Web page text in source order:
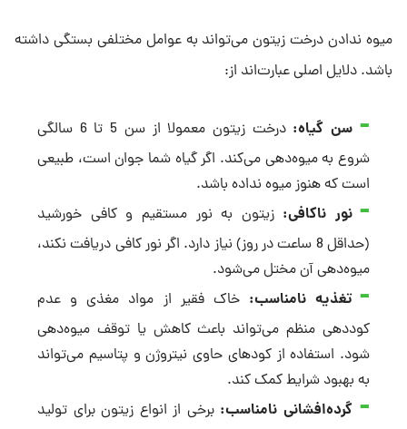
میوه ندادن درخت زیتون می‌تواند به عوامل مختلفی بستگی داشته
باشد. دلایل اصلی عبارت‌اند از:
سن گیاه:
درخت زیتون معمولا از سن 5 تا 6 سالگی
شروع به میوه‌دهی می‌کند. اگر گیاه شما جوان است، طبیعی
است که هنوز میوه نداده باشد.
نور ناکافی: زیتون به نور مستقیم و کافی خورشید
(حداقل 8 ساعت در روز) نیاز دارد. اگر نور کافی دریافت نکند،
میوه‌دهی آن مختل می‌شود.
تغذیه نامناسب: خاک فقیر از مواد مغذی و عدم
کوددهی منظم می‌تواند باعث کاهش یا توقف میوه‌دهی
شود. استفاده از کودهای حاوی نیتروژن و پتاسیم می‌تواند
به بهبود شرایط کمک کند.
گرده‌افشانی نامناسب: برخی از انواع زیتون برای تولید